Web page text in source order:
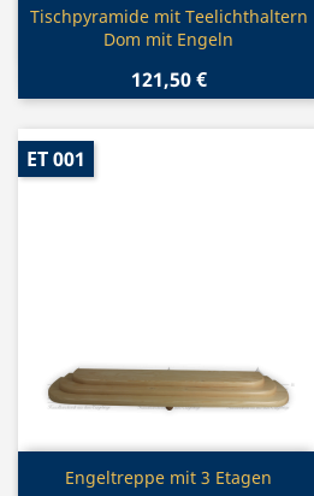
Vorschau
Tischpyramide mit Teelichthaltern
Dom mit Engeln
121,50 €
Vorschau
Engeltreppe mit 3 Etagen
ET 001